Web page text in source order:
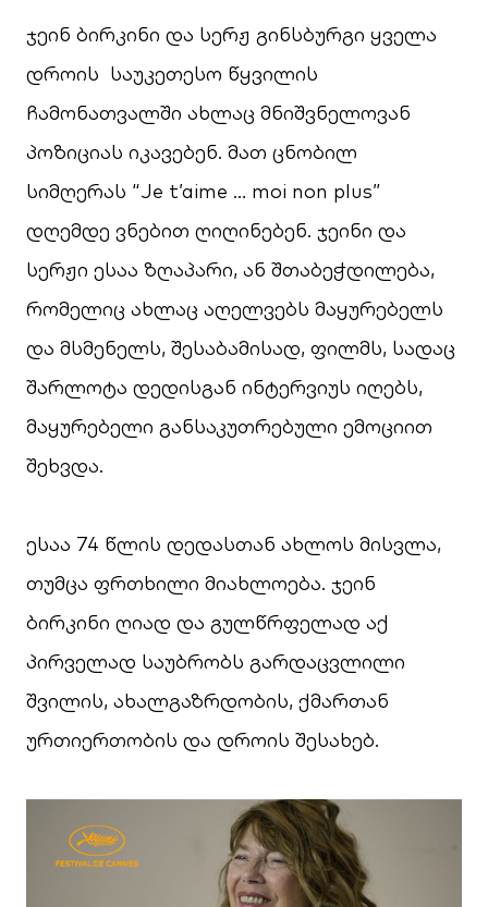
ჯეინ ბირკინი და სერჟ გინსბურგი ყველა
დროის საუკეთესო წყვილის
ჩამონათვალში ახლაც მნიშვნელოვან
პოზიციას იკავებენ. მათ ცნობილ
სიმღერას “Je t’aime … moi non plus”
დღემდე ვნებით ღიღინებენ. ჯეინი და
სერჟი ესაა ზღაპარი, ან შთაბეჭდილება,
რომელიც ახლაც აღელვებს მაყურებელს
და მსმენელს, შესაბამისად, ფილმს, სადაც
შარლოტა დედისგან ინტერვიუს იღებს,
მაყურებელი განსაკუთრებული ემოციით
შეხვდა.
ესაა 74 წლის დედასთან ახლოს მისვლა,
თუმცა ფრთხილი მიახლოება. ჯეინ
ბირკინი ღიად და გულწრფელად აქ
პირველად საუბრობს გარდაცვლილი
შვილის, ახალგაზრდობის, ქმართან
ურთიერთობის და დროის შესახებ.